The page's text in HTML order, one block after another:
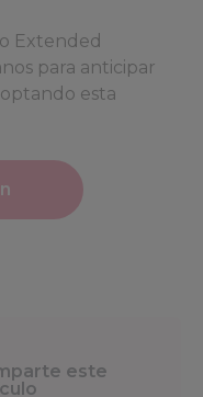
Extended
para anticipar
esta
este